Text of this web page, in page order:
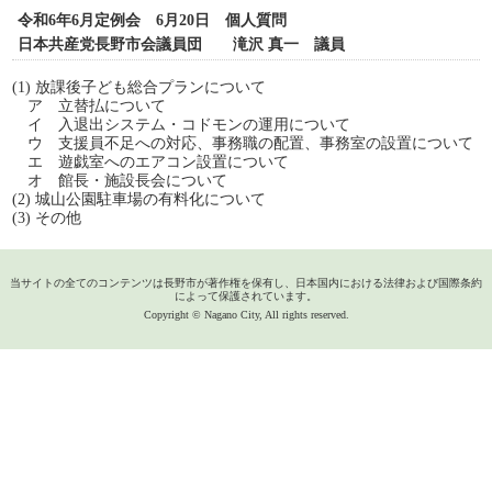
令和6年6月定例会 6月20日 個人質問
日本共産党長野市会議員団 滝沢 真一 議員
(1) 放課後子ども総合プランについて
ア 立替払について
イ 入退出システム・コドモンの運用について
ウ 支援員不足への対応、事務職の配置、事務室の設置について
エ 遊戯室へのエアコン設置について
オ 館長・施設長会について
(2) 城山公園駐車場の有料化について
(3) その他
当サイトの全てのコンテンツは長野市が著作権を保有し、日本国内における法律および国際条約
によって保護されています。
Copyright © Nagano City, All rights reserved.